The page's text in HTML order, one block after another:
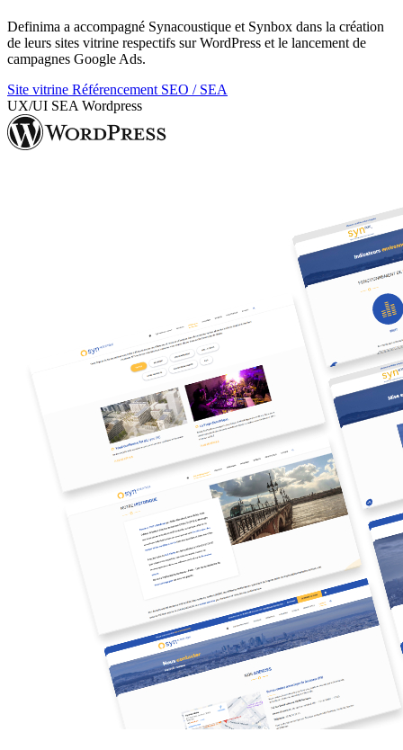
Definima a accompagné Synacoustique et Synbox dans la création
de leurs sites vitrine respectifs sur WordPress et le lancement de
campagnes Google Ads.
Site vitrine Référencement SEO / SEA
UX/UI SEA Wordpress